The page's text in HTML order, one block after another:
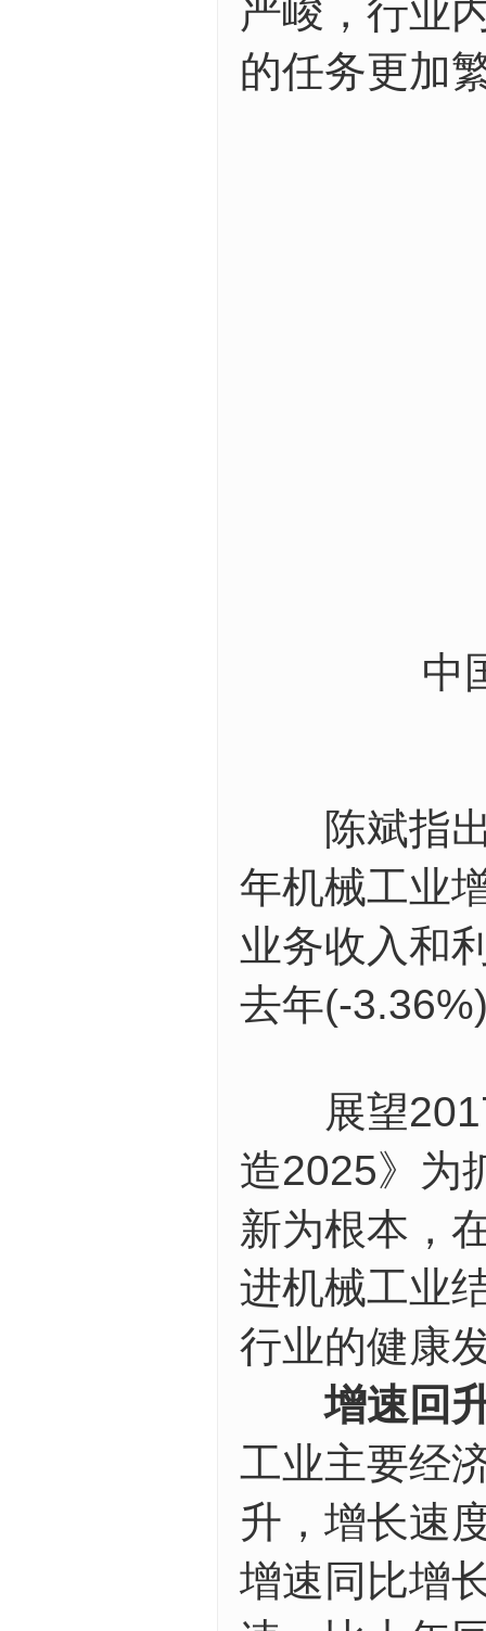
严峻，行业
的任务更加
中
陈斌指出
年机械工业
业务收入和
去年(-
展望2017
造2025》为
新为根本，
进机械工业
行业的健康
增速回
工业主要经
升，增长速
增速同比增